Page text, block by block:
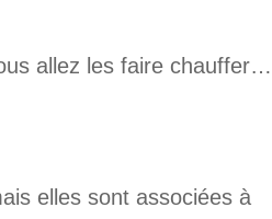
allez les faire chauffer…
elles sont associées à